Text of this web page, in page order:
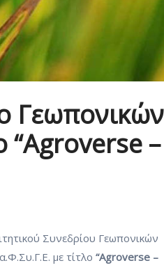
Γεωπονικών
“Agroverse –
Συνεδρίου Γεωπονικών
με τίτλο “Agroverse –